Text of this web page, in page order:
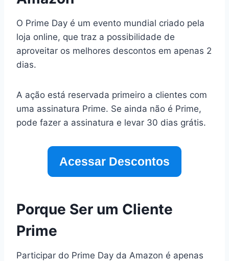
O Prime Day é um evento mundial criado pela
loja online, que traz a possibilidade de
aproveitar os melhores descontos em apenas 2
dias.
A ação está reservada primeiro a clientes com
uma assinatura Prime. Se ainda não é Prime,
pode fazer a assinatura e levar 30 dias grátis.
Acessar Descontos
Porque Ser um Cliente
Prime
Participar do Prime Day da Amazon é apenas